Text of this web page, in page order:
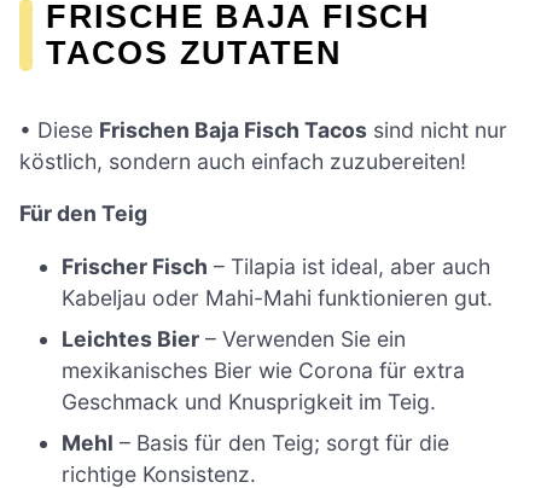
FRISCHE BAJA FISCH
TACOS ZUTATEN
• Diese Frischen Baja Fisch Tacos sind nicht nur
köstlich, sondern auch einfach zuzubereiten!
Für den Teig
Frischer Fisch – Tilapia ist ideal, aber auch
Kabeljau oder Mahi-Mahi funktionieren gut.
Leichtes Bier – Verwenden Sie ein
mexikanisches Bier wie Corona für extra
Geschmack und Knusprigkeit im Teig.
Mehl – Basis für den Teig; sorgt für die
richtige Konsistenz.